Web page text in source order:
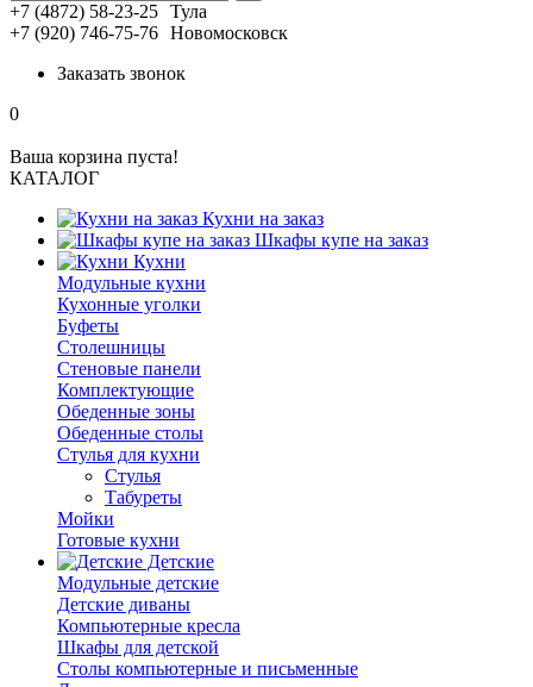
+7 (4872) 58-23-25 Тула
+7 (920) 746-75-76 Новомосковск
Заказать звонок
0
Ваша корзина пуста!
КАТАЛОГ
Кухни на заказ
Шкафы купе на заказ
Кухни
Модульные кухни
Кухонные уголки
Буфеты
Столешницы
Стеновые панели
Комплектующие
Обеденные зоны
Обеденные столы
Стулья для кухни
Cтулья
Табуреты
Мойки
Готовые кухни
Детские
Модульные детские
Детские диваны
Компьютерные кресла
Шкафы для детской
Столы компьютерные и письменные